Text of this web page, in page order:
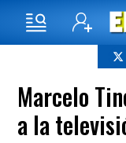
Marcelo
a la